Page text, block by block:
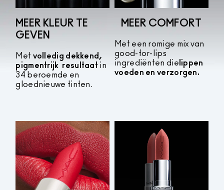
MEER KLEUR TE
GEVEN
Met volledig dekkend,
pigmentrijk resultaat in
34 beroemde en
gloednieuwe tinten.
MEER COMFORT
Met een romige mix van
good-for-lips
ingrediënten die lippen
voeden en verzorgen.